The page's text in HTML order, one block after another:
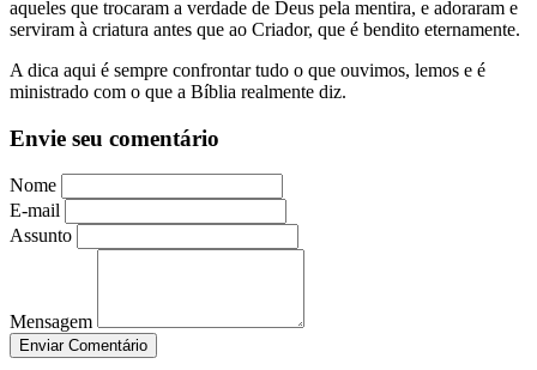
aqueles que trocaram a verdade de Deus pela mentira, e adoraram e
serviram à criatura antes que ao Criador, que é bendito eternamente.
A dica aqui é sempre confrontar tudo o que ouvimos, lemos e é
ministrado com o que a Bíblia realmente diz.
Envie seu comentário
Nome
E-mail
Assunto
Mensagem
Enviar Comentário